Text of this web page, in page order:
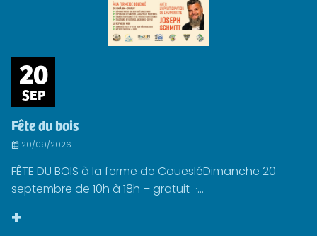
20
SEP
Fête du bois
20/09/2026
FÊTE DU BOIS à la ferme de CouesléDimanche 20
septembre de 10h à 18h – gratuit ·...
+